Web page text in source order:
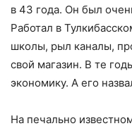
в 43 года. Он был
Работал в
школы, рыл каналы,
свой магазин. В те
экономику. А его
На печально